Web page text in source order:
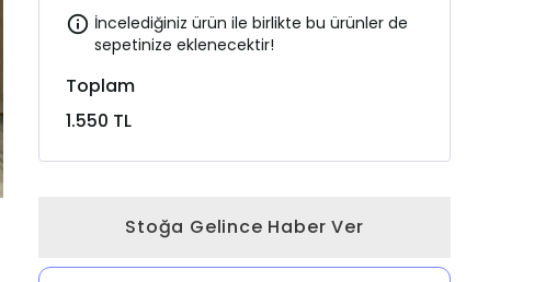
İncelediğiniz ürün ile birlikte bu ürünler de
sepetinize eklenecektir!
Toplam
1.550 TL
Stoğa Gelince Haber Ver